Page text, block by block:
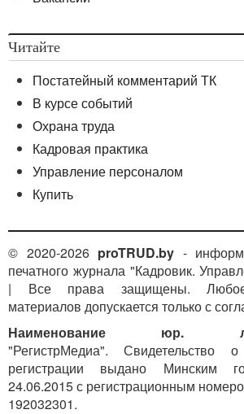
Читайте
Постатейный комментарий ТК
В курсе событий
Охрана труда
Кадровая практика
Управление персоналом
Купить
© 2020-2026 proTRUD.by -
печатного журнала "Кадровик.
| Все права защищены. Любое
материалов допускается только с
Наименование юр.
"РегистрМедиа". Свидетельство о
регистрации выдано Минским
24.06.2015 с регистрационным
192032301.